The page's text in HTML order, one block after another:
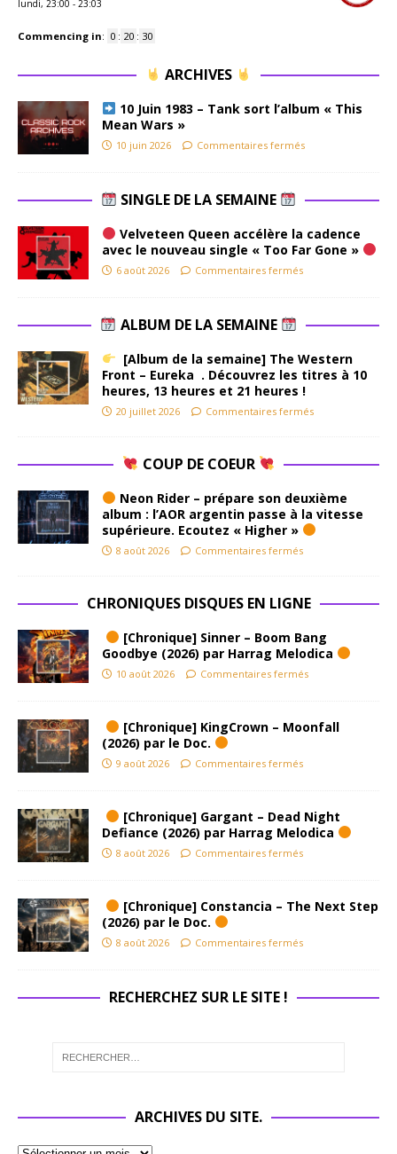
lundi, 23:00 - 23:03
Commencing in: 0 : 20 : 29
ARCHIVES
10 Juin 1983 – Tank sort l’album « This
Mean Wars »
10 juin 2026 Commentaires fermés
SINGLE DE LA SEMAINE
Velveteen Queen accélère la cadence
avec le nouveau single « Too Far Gone »
6 août 2026 Commentaires fermés
ALBUM DE LA SEMAINE
[Album de la semaine] The Western
Front – Eureka . Découvrez les titres à 10
heures, 13 heures et 21 heures !
20 juillet 2026 Commentaires fermés
COUP DE COEUR
Neon Rider – prépare son deuxième
album : l’AOR argentin passe à la vitesse
supérieure. Ecoutez « Higher »
8 août 2026 Commentaires fermés
CHRONIQUES DISQUES EN LIGNE
[Chronique] Sinner – Boom Bang
Goodbye (2026) par Harrag Melodica
10 août 2026 Commentaires fermés
[Chronique] KingCrown – Moonfall
(2026) par le Doc.
9 août 2026 Commentaires fermés
[Chronique] Gargant – Dead Night
Defiance (2026) par Harrag Melodica
8 août 2026 Commentaires fermés
[Chronique] Constancia – The Next Step
(2026) par le Doc.
8 août 2026 Commentaires fermés
RECHERCHEZ SUR LE SITE !
ARCHIVES DU SITE.